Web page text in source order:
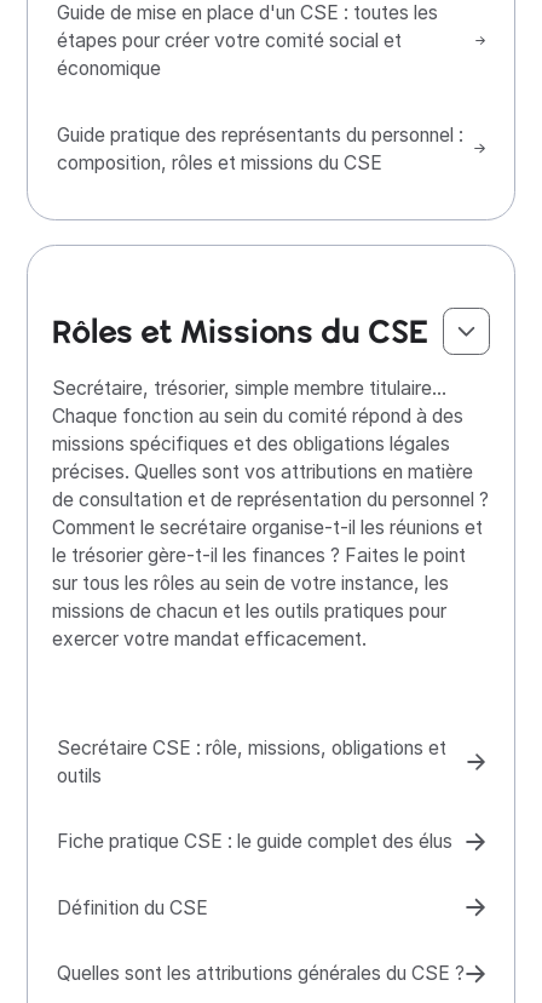
Guide de mise en place d'un CSE : toutes les
étapes pour créer votre comité social et
économique
Guide pratique des représentants du personnel :
composition, rôles et missions du CSE
Rôles et Missions du CSE
Secrétaire, trésorier, simple membre titulaire...
Chaque fonction au sein du comité répond à des
missions spécifiques et des obligations légales
précises. Quelles sont vos attributions en matière
de consultation et de représentation du personnel ?
Comment le secrétaire organise-t-il les réunions et
le trésorier gère-t-il les finances ? Faites le point
sur tous les rôles au sein de votre instance, les
missions de chacun et les outils pratiques pour
exercer votre mandat efficacement.
Secrétaire CSE : rôle, missions, obligations et
outils
Fiche pratique CSE : le guide complet des élus
Définition du CSE
Quelles sont les attributions générales du CSE ?